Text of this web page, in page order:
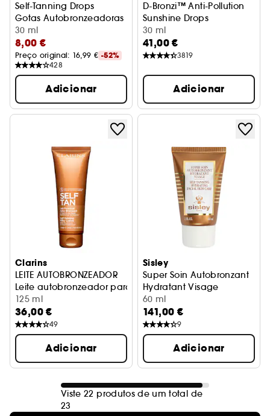
Self-Tanning Drops
Gotas Autobronzeadoras
30 ml
8,00 €
Preço original: 16,99 € -52%
428
Adicionar
D-Bronzi™ Anti-Pollution
Sunshine Drops
Gotas Bronzeadoras
30 ml
41,00 €
3819
Adicionar
Clarins
LEITE AUTOBRONZEADOR
Leite autobronzeador para rostro e corpo
125 ml
36,00 €
49
Adicionar
Sisley
Super Soin Autobronzant
Hydratant Visage
Autobronzeador
60 ml
141,00 €
9
Adicionar
Viste 22 produtos de um total de
23